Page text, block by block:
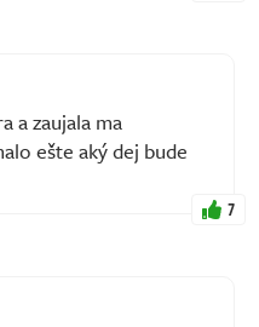
a zaujala ma
ešte aký dej bude
7